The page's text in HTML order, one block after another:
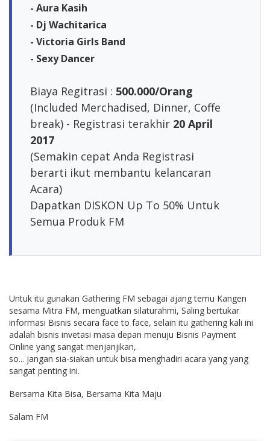
- Aura Kasih
- Dj Wachitarica
- Victoria Girls Band
- Sexy Dancer
Biaya Regitrasi : 500.000/Orang
(Included Merchadised, Dinner, Coffe
break) - Registrasi terakhir 20 April
2017
(Semakin cepat Anda Registrasi
berarti ikut membantu kelancaran
Acara)
Dapatkan DISKON Up To 50% Untuk
Semua Produk FM
Untuk itu gunakan Gathering FM sebagai ajang temu Kangen
sesama Mitra FM, menguatkan silaturahmi, Saling bertukar
informasi Bisnis secara face to face, selain itu gathering kali ini
adalah bisnis invetasi masa depan menuju Bisnis Payment
Online yang sangat menjanjikan,
so... jangan sia-siakan untuk bisa menghadiri acara yang yang
sangat penting ini.
Bersama Kita Bisa, Bersama Kita Maju
Salam FM